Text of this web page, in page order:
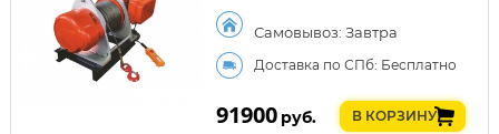
Самовывоз: Завтра
Доставка по СПб: Бесплатно
91900 руб. В КОРЗИНУ